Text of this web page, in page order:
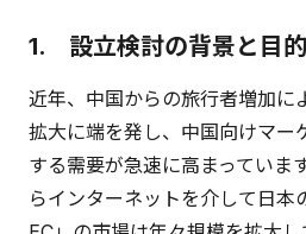
1. 設立検討の背景と目的
近年、中国からの旅行者増加に
拡大に端を発し、中国向けマー
する需要が急速に高まっていま
らインターネットを介して日本